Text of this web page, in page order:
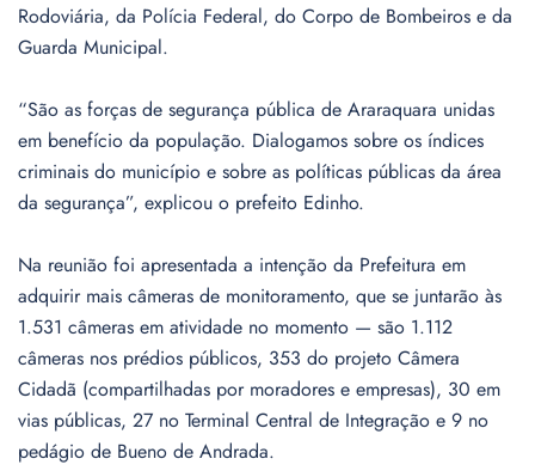
Rodoviária, da Polícia Federal, do Corpo de Bombeiros e da
Guarda Municipal.
“São as forças de segurança pública de Araraquara unidas
em benefício da população. Dialogamos sobre os índices
criminais do município e sobre as políticas públicas da área
da segurança”, explicou o prefeito Edinho.
Na reunião foi apresentada a intenção da Prefeitura em
adquirir mais câmeras de monitoramento, que se juntarão às
1.531 câmeras em atividade no momento — são 1.112
câmeras nos prédios públicos, 353 do projeto Câmera
Cidadã (compartilhadas por moradores e empresas), 30 em
vias públicas, 27 no Terminal Central de Integração e 9 no
pedágio de Bueno de Andrada.